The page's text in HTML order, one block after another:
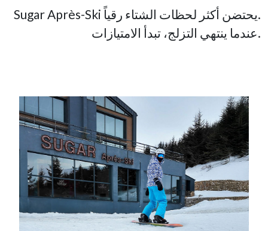
Sugar Après-Ski يحتضن أكثر لحظات الشتاء رقياً.
عندما ينتهي التزلج، تبدأ الامتيازات.